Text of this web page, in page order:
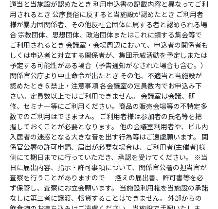
適当と当施設が認めたとき 利用申込書の記載内容と異なってご利
用されるとき 公序良俗に反すると当施設が認めたとき ご利用者
様が暴力団関係者、その他反社会団体に属する者と認められる場
合 宗教団体、思想団体、政治団体またはこれに類する集会等で
ご利用されるとき 会議室・会場周辺において、申込者の関係者も
しくは申込者と対立する関係者が、集団示威活動を予定しまたは
予定する可能性がある場合（予告通知がなされた場合も含む。）
関係官公庁より中止命令が出たとき その他、不適当と当施設が
認めたとき 6.禁止・注意事項 各会議室の定員数内でお申込み下
さい。定員数以上ではご利用できません。 会議室は会議、研
修、セミナー等にご利用ください。商品の販売会場等の不特定多
数でのご利用はできません。 ご利用者様は参加者の氏名等を把
握しておくことが必要となります。 他の会議室利用者や、ビル内
入居者の迷惑となる大きな音を出す行為等はご遠慮願います。 関
係官公署の許可申請、届出が必要な場合は、ご利用者(主催者)様
側にて期日までに行っていただき、承認を受けてください。 ※当
日に届出内容、指示・許可事項について、関係官公署の担当官が
査察を行うことがありますので 控えの届出書、許可書等を必
ず保管し、査察にお立会願います。 当施設利用権を当施設の承諾
なしに第三者に譲渡、転貸することはできません。 外部からの